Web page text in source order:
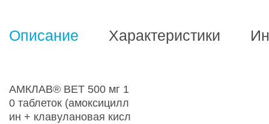
Описание Характеристики
АМКЛАВ® ВЕТ 500 мг 1
0 таблеток (амоксицилл
ин + клавулановая кисл